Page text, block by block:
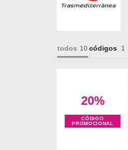
todos códigos
20%
CÓDIGO
PROMOCIONAL